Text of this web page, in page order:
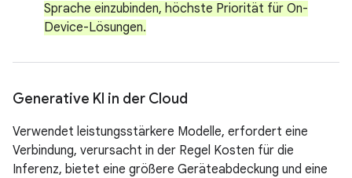
Sprache einzubinden, höchste Priorität für On-
Device-Lösungen.
Generative KI in der Cloud
Verwendet leistungsstärkere Modelle, erfordert eine
Verbindung, verursacht in der Regel Kosten für die
Inferenz, bietet eine größere Geräteabdeckung und eine